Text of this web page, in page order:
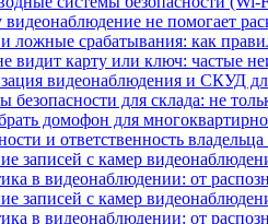
не помогает
ложные срабатывания: как
видит карту или ключ: частые
видеонаблюдения и СКУД
безопасности для склада: не
домофон для
и ответственность
записей с камер
в видеонаблюдении: от
записей с камер
в видеонаблюдении: от